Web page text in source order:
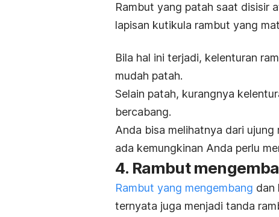
Rambut yang patah saat disisir
lapisan kutikula rambut yang
Bila hal ini terjadi, kelenturan
mudah patah.
Selain patah, kurangnya
bercabang.
Anda bisa melihatnya dari
ada kemungkinan Anda perlu
4. Rambut
Rambut yang mengembang dan
ternyata juga menjadi tanda